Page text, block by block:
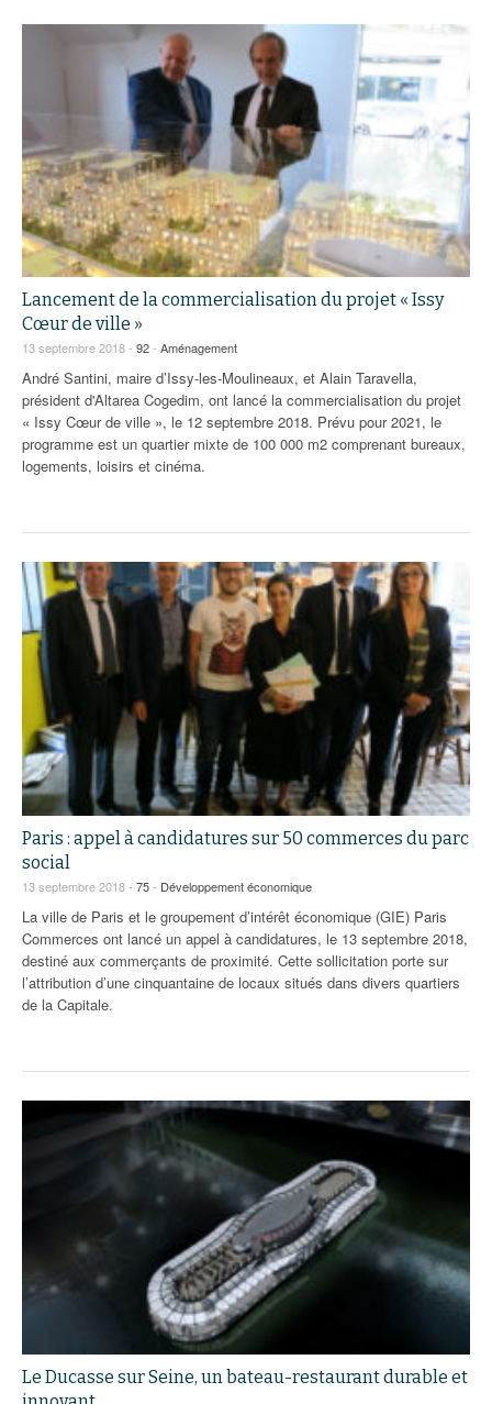
Lancement de la commercialisation du projet « Issy
Cœur de ville »
13 septembre 2018 - 92- Aménagement
André Santini, maire d’Issy-les-Moulineaux, et Alain Taravella,
président d'Altarea Cogedim, ont lancé la commercialisation du projet
« Issy Cœur de ville », le 12 septembre 2018. Prévu pour 2021, le
programme est un quartier mixte de 100 000 m2 comprenant bureaux,
logements, loisirs et cinéma.
Paris : appel à candidatures sur 50 commerces du parc
social
13 septembre 2018 - 75- Développement économique
La ville de Paris et le groupement d’intérêt économique (GIE) Paris
Commerces ont lancé un appel à candidatures, le 13 septembre 2018,
destiné aux commerçants de proximité. Cette sollicitation porte sur
l’attribution d’une cinquantaine de locaux situés dans divers quartiers
de la Capitale.
Le Ducasse sur Seine, un bateau-restaurant durable et